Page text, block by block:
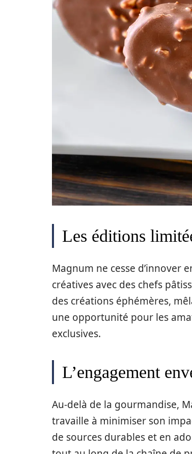
Les éditions
Magnum ne cesse d’innover
créatives avec des chefs
des créations éphémères,
une opportunité pour les
exclusives.
L’engagement
Au-delà de la gourmandise,
travaille à minimiser son
de sources durables et en